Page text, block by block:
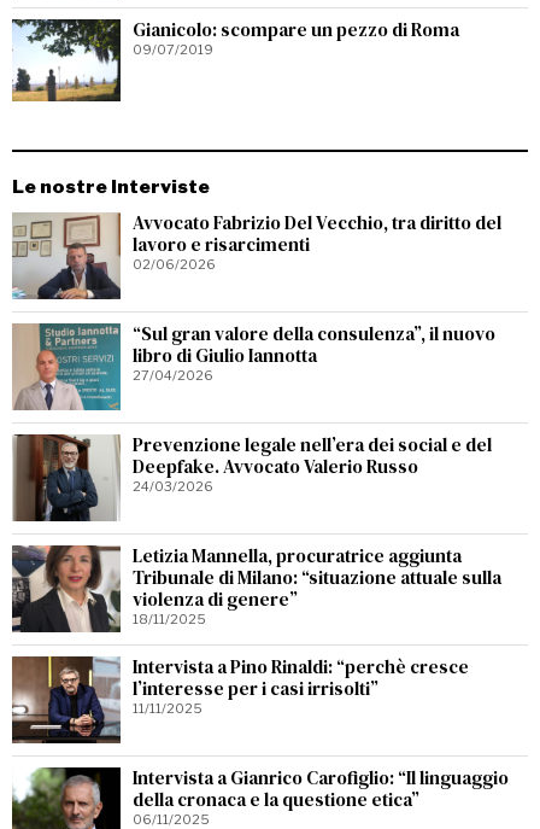
Gianicolo: scompare un pezzo di Roma
09/07/2019
Le nostre Interviste
Avvocato Fabrizio Del Vecchio, tra diritto del
lavoro e risarcimenti
02/06/2026
“Sul gran valore della consulenza”, il nuovo
libro di Giulio Iannotta
27/04/2026
Prevenzione legale nell’era dei social e del
Deepfake. Avvocato Valerio Russo
24/03/2026
Letizia Mannella, procuratrice aggiunta
Tribunale di Milano: “situazione attuale sulla
violenza di genere”
18/11/2025
Intervista a Pino Rinaldi: “perchè cresce
l’interesse per i casi irrisolti”
11/11/2025
Intervista a Gianrico Carofiglio: “Il linguaggio
della cronaca e la questione etica”
06/11/2025